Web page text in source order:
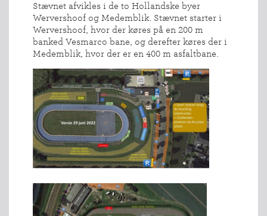
Stævnet afvikles i de to Hollandske byer
Wervershoof og Medemblik. Stævnet starter i
Wervershoof, hvor der køres på en 200 m
banked Vesmarco bane, og derefter køres der i
Medemblik, hvor der er en 400 m asfaltbane.